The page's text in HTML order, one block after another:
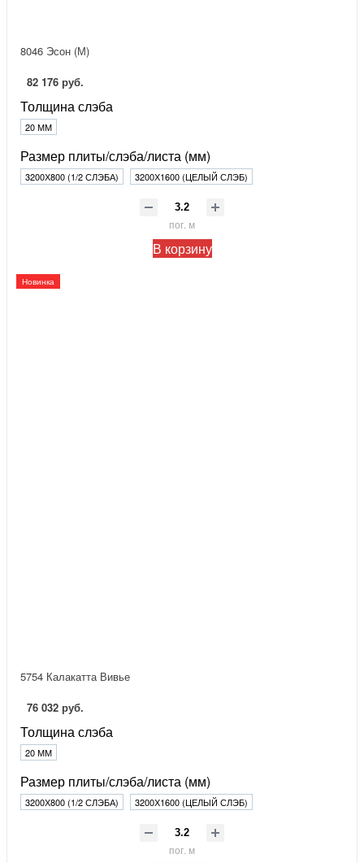
8046 Эсон (М)
82 176 руб.
Толщина слэба
20 ММ
Размер плиты/слэба/листа (мм)
3200Х800 (1/2 СЛЭБА) 3200Х1600 (ЦЕЛЫЙ СЛЭБ)
пог. м
В корзину
Новинка
5754 Калакатта Вивье
76 032 руб.
Толщина слэба
20 ММ
Размер плиты/слэба/листа (мм)
3200Х800 (1/2 СЛЭБА) 3200Х1600 (ЦЕЛЫЙ СЛЭБ)
пог. м